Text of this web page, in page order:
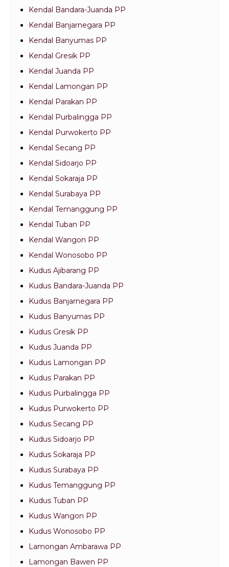
Kendal Bandara-Juanda PP
Kendal Banjarnegara PP
Kendal Banyumas PP
Kendal Gresik PP
Kendal Juanda PP
Kendal Lamongan PP
Kendal Parakan PP
Kendal Purbalingga PP
Kendal Purwokerto PP
Kendal Secang PP
Kendal Sidoarjo PP
Kendal Sokaraja PP
Kendal Surabaya PP
Kendal Temanggung PP
Kendal Tuban PP
Kendal Wangon PP
Kendal Wonosobo PP
Kudus Ajibarang PP
Kudus Bandara-Juanda PP
Kudus Banjarnegara PP
Kudus Banyumas PP
Kudus Gresik PP
Kudus Juanda PP
Kudus Lamongan PP
Kudus Parakan PP
Kudus Purbalingga PP
Kudus Purwokerto PP
Kudus Secang PP
Kudus Sidoarjo PP
Kudus Sokaraja PP
Kudus Surabaya PP
Kudus Temanggung PP
Kudus Tuban PP
Kudus Wangon PP
Kudus Wonosobo PP
Lamongan Ambarawa PP
Lamongan Bawen PP